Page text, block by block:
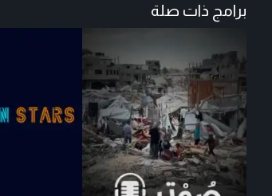
برامج ذات صلة